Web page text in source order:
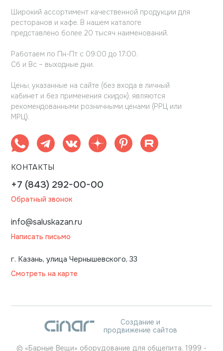
Широкий ассортимент качественной продукции для
ресторанов и кафе. В нашем каталоге
представлено более 20 тысяч наименований.
Работаем по Пн-Пт с 09:00 до 17:00.
Сб и Вс – выходные дни.
Цены, указанные на сайте (без входа в личный
кабинет и без применения скидок), являются
рекомендованными розничными ценами (РРЦ или
МРЦ).
КОНТАКТЫ
+7 (843) 292-00-00
Обратный звонок
info@saluskazan.ru
Написать письмо
г. Казань, улица Чернышевского, 33
Смотреть на карте
Создание и
продвижение сайтов
© «Барные Вещи» оборудование для общепита. 1999 -